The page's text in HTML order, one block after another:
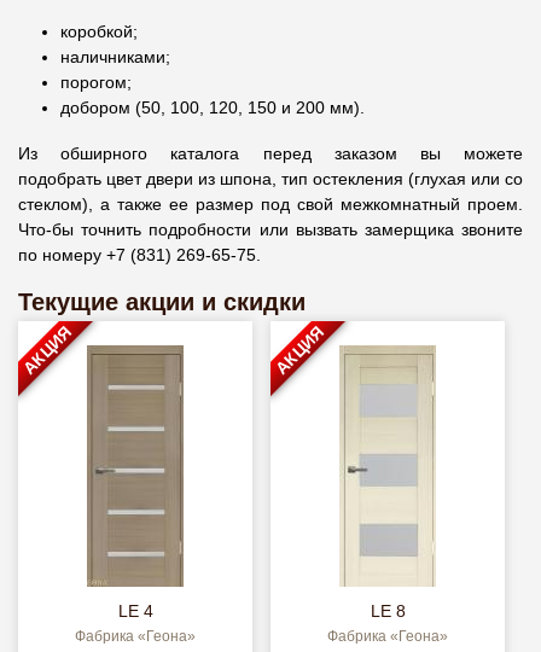
коробкой;
наличниками;
порогом;
добором (50, 100, 120, 150 и 200 мм).
Из обширного каталога перед заказом вы можете
подобрать цвет двери из шпона, тип остекления (глухая или со
стеклом), а также ее размер под свой межкомнатный проем.
Что-бы точнить подробности или вызвать замерщика звоните
по номеру +7 (831) 269-65-75.
Текущие акции и скидки
LE 4
Фабрика «Геона»
АКЦИЯ
LE 8
Фабрика «Геона»
АКЦИЯ